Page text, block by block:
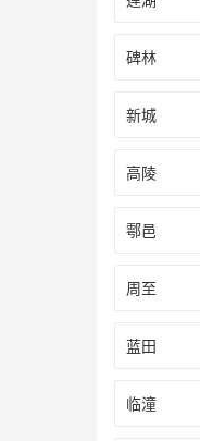
碑林
新城
高陵
鄠邑
周至
蓝田
临潼